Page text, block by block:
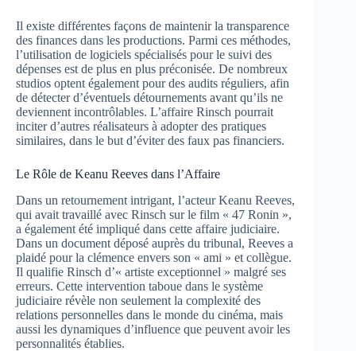
Il existe différentes façons de maintenir la transparence
des finances dans les productions. Parmi ces méthodes,
l’utilisation de logiciels spécialisés pour le suivi des
dépenses est de plus en plus préconisée. De nombreux
studios optent également pour des audits réguliers, afin
de détecter d’éventuels détournements avant qu’ils ne
deviennent incontrôlables. L’affaire Rinsch pourrait
inciter d’autres réalisateurs à adopter des pratiques
similaires, dans le but d’éviter des faux pas financiers.
Le Rôle de Keanu Reeves dans l’Affaire
Dans un retournement intrigant, l’acteur Keanu Reeves,
qui avait travaillé avec Rinsch sur le film « 47 Ronin »,
a également été impliqué dans cette affaire judiciaire.
Dans un document déposé auprès du tribunal, Reeves a
plaidé pour la clémence envers son « ami » et collègue.
Il qualifie Rinsch d’« artiste exceptionnel » malgré ses
erreurs. Cette intervention taboue dans le système
judiciaire révèle non seulement la complexité des
relations personnelles dans le monde du cinéma, mais
aussi les dynamiques d’influence que peuvent avoir les
personnalités établies.